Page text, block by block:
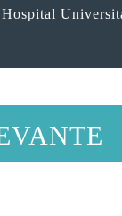
Hospital